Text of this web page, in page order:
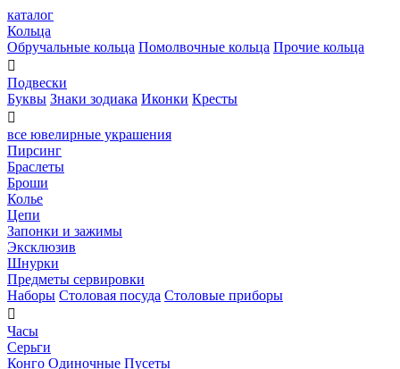
каталог
Кольца
Обручальные кольца Помолвочные кольца Прочие кольца

Подвески
Буквы Знаки зодиака Иконки Кресты

все ювелирные украшения
Пирсинг
Браслеты
Броши
Колье
Цепи
Запонки и зажимы
Эксклюзив
Шнурки
Предметы сервировки
Наборы Столовая посуда Столовые приборы

Часы
Серьги
Конго Одиночные Пусеты